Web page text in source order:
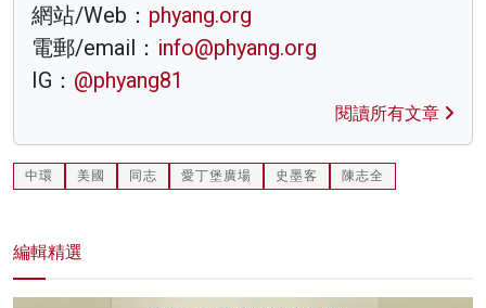
網站/Web： phyang.org
電郵/email： info@phyang.org
IG： @phyang81
閱讀所有文章
中環 美國 同志 愛丁堡廣場 史墨客 陳志全
編輯精選